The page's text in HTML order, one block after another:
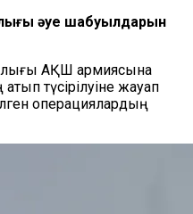
әуе шабуылдарын
АҚШ армиясына
түсірілуіне жауап
операциялардың